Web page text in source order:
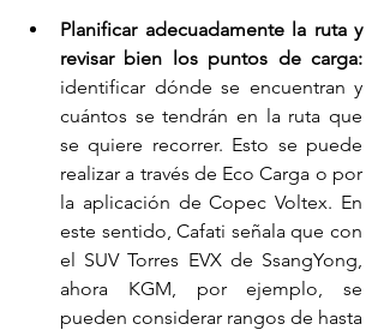
Planificar adecuadamente la ruta y
revisar bien los puntos de carga:
identificar dónde se encuentran y
cuántos se tendrán en la ruta que
se quiere recorrer. Esto se puede
realizar a través de Eco Carga o por
la aplicación de Copec Voltex. En
este sentido, Cafati señala que con
el SUV Torres EVX de SsangYong,
ahora KGM, por ejemplo, se
pueden considerar rangos de hasta